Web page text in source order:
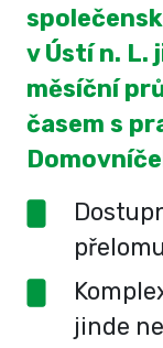
v Ústí n. L.
měsíční
časem s
jinde